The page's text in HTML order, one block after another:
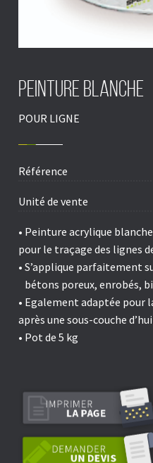
PEINTURE BLANCHE
POUR LIGNE
Référence
Unité de vente
• Peinture acrylique blanche
pour le traçage des lignes
• S’applique parfaitement
bétons poreux, enrobés,
• Egalement adaptée pour
après une sous-couche
• Pot de 5 kg